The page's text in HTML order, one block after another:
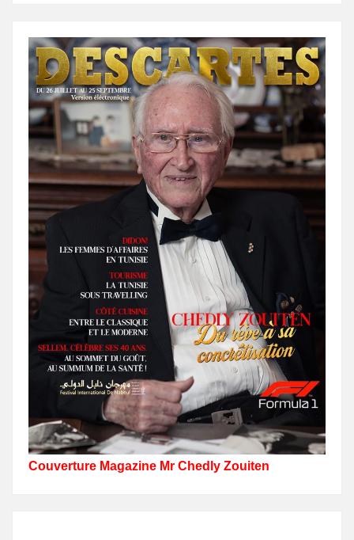
Couverture Magazine Mr Chedly Zouiten